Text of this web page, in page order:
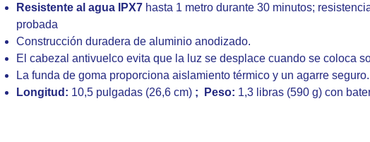
Resistente al agua IPX7hasta 1 metro durante 30 minutos;
probada
Construcción duradera de aluminio anodizado.
El cabezal antivuelco evita que la luz se desplace cuando se coloca
La funda de goma proporciona aislamiento térmico y un agarre seguro.
Longitud: 10,5 pulgadas (26,6 cm) ; Peso: 1,3 libras (590 g) con